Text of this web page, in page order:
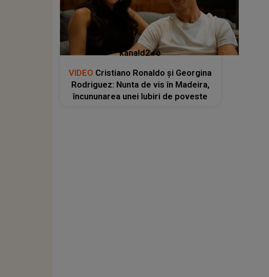
kanald2.ro
VIDEO Cristiano Ronaldo și Georgina
Rodriguez: Nunta de vis în Madeira,
încununarea unei Iubiri de poveste